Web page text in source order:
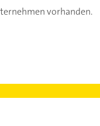
vorhanden.